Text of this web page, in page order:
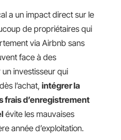
a un impact direct sur le
de propriétaires qui
via Airbnb sans
face à des
investisseur qui
l’achat, intégrer la
frais d’enregistrement
évite les mauvaises
année d’exploitation.